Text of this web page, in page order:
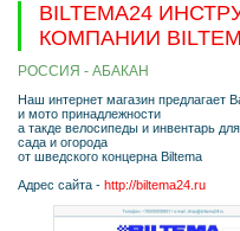
BILTEMA24
КОМПАНИИ
РОССИЯ - АБАКАН
Наш интернет магазин предлагает
и мото принадлежности
а такде велосипеды и инвентарь
сада и огорода
от шведского концерна Biltema
Адрес сайта - http://biltema24.ru